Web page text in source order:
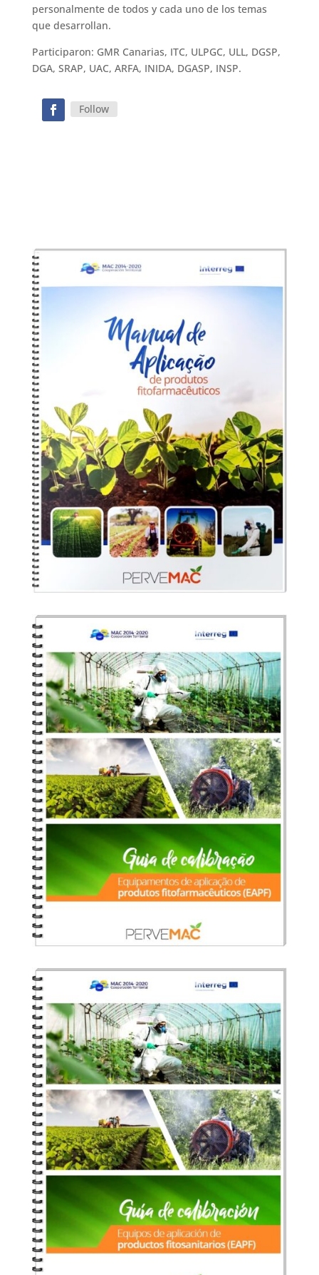
personalmente de todos y cada uno de los temas
que desarrollan.
Participaron: GMR Canarias, ITC, ULPGC, ULL, DGSP,
DGA, SRAP, UAC, ARFA, INIDA, DGASP, INSP.
Follow